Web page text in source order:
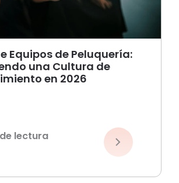
Equipos de Peluquería:
una Cultura de
en 2026
lectura